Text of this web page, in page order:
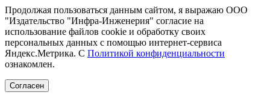
Продолжая пользоваться данным сайтом, я выражаю ООО
"Издательство "Инфра-Инженерия" согласие на
использование файлов cookie и обработку своих
персональных данных с помощью интернет-сервиса
Яндекс.Метрика. С Политикой конфиденциальности
ознакомлен.
Согласен